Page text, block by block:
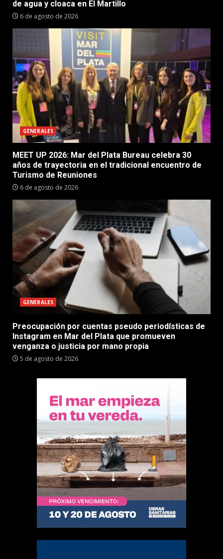
de agua y cloaca en El Martillo
6 de agosto de 2026
GENERALES
MEET UP 2026: Mar del Plata Bureau celebra 30
años de trayectoria en el tradicional encuentro de
Turismo de Reuniones
6 de agosto de 2026
GENERALES
Preocupación por cuentas pseudo periodísticas de
Instagram en Mar del Plata que promueven
venganza o justicia por mano propia
5 de agosto de 2026